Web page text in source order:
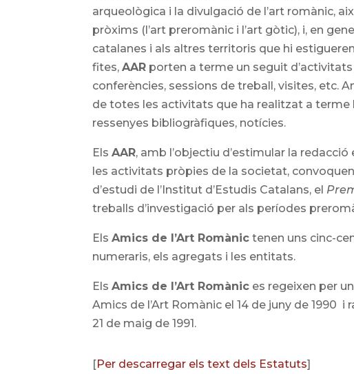
arqueològica i la divulgació de l’art romànic,
pròxims (l’art preromànic i l’art gòtic), i, en
catalanes i als altres territoris que hi
fites,AAR porten a terme un seguit
conferències, sessions de treball, visites, etc.
de totes les activitats que ha realitzat a terme
ressenyes bibliogràfiques, notícies.
ElsAAR, amb l’objectiu d’estimular la
les activitats pròpies de la societat,
d’estudi de l’Institut d’Estudis Catalans, el
treballs d’investigació per als períodes
ElsAmics de l’Art Romànic tenen uns cinc-
numeraris, els agregats i les entitats.
ElsAmics de l’Art Romànic es regeixen per
Amics de l’Art Romànic el 14 de juny de 1990
21 de maig de 1991.
[Per descarregar els text dels Estatuts]